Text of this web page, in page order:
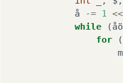
å
-= 1 <<
while
(åö
for
(